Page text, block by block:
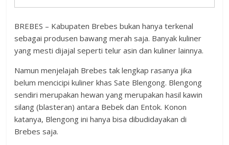
BREBES – Kabupaten Brebes bukan hanya terkenal
sebagai produsen bawang merah saja. Banyak kuliner
yang mesti dijajal seperti telur asin dan kuliner lainnya.
Namun menjelajah Brebes tak lengkap rasanya jika
belum mencicipi kuliner khas Sate Blengong. Blengong
sendiri merupakan hewan yang merupakan hasil kawin
silang (blasteran) antara Bebek dan Entok. Konon
katanya, Blengong ini hanya bisa dibudidayakan di
Brebes saja.